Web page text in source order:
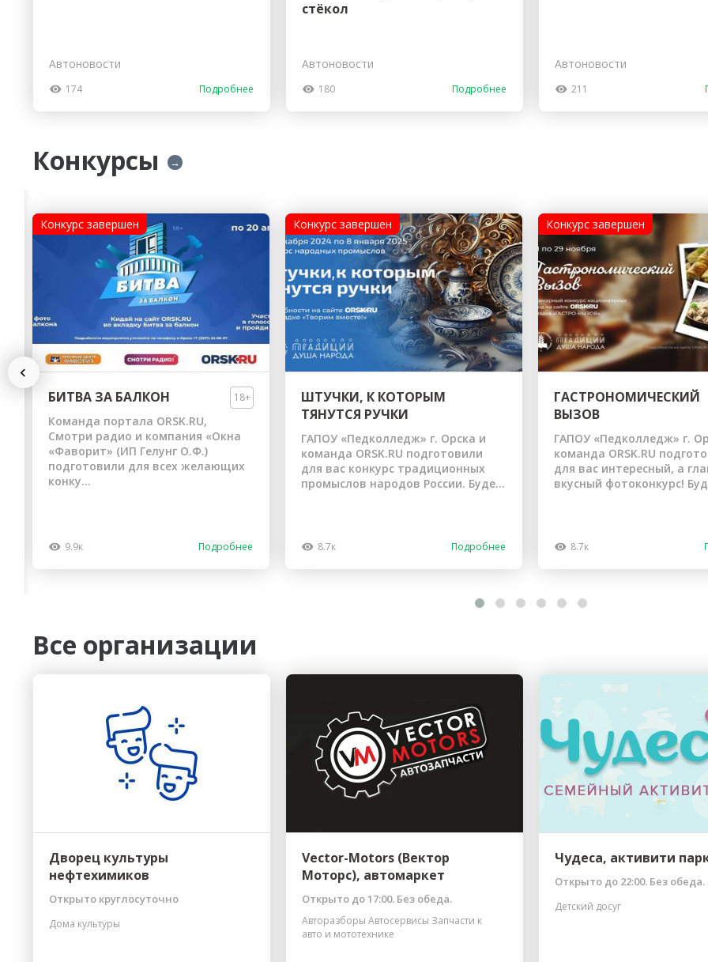
Автоновости
174 Подробнее
стёкол
Автоновости
180 Подробнее
Автоновости
211
Конкурсы →
Previous
Конкурс завершен
БИТВА ЗА БАЛКОН 18+
Команда портала ORSK.RU,
Смотри радио и компания «Окна
«Фаворит» (ИП Гелунг О.Ф.)
подготовили для всех желающих
конку...
9.9к Подробнее
Конкурс завершен
ШТУЧКИ, К КОТОРЫМ
ТЯНУТСЯ РУЧКИ
ГАПОУ «Педколледж» г. Орска и
команда ORSK.RU подготовили
для вас конкурс традиционных
промыслов народов России. Буде...
8.7к Подробнее
Конкурс завершен
ГАСТРОНОМИЧЕСКИЙ
ВЫЗОВ
ГАПОУ «Педколледж» г.
команда ORSK.RU
для вас интересный, а
вкусный фотоконкурс!
8.7к
Все организации
Дворец культуры
нефтехимиков
Открыто круглосуточно
Дома культуры
Vector-Motors (Вектор
Моторс), автомаркет
Открыто до 17:00. Без обеда.
Авторазборы Автосервисы Запчасти к
авто и мототехнике
Чудеса, активити
Открыто до 22:00. Без обеда.
Детский досуг